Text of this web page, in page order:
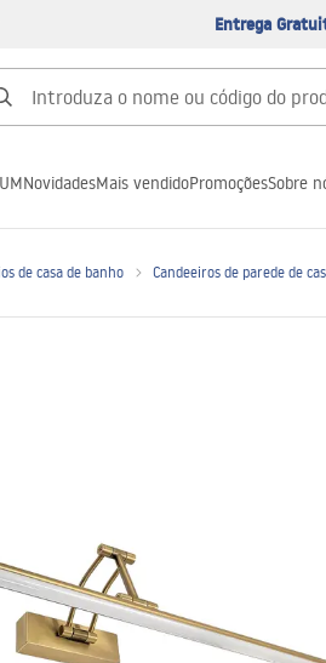
Entrega
NovidadesMais vendidoPromoçõesSobre
de casa de banho Candeeiros de parede de